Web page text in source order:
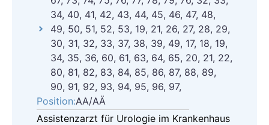
34, 40, 41, 42, 43, 44, 45, 46, 47, 48,
49, 50, 51, 52, 53, 19, 21, 26, 27, 28, 29,
30, 31, 32, 33, 37, 38, 39, 49, 17, 18, 19,
34, 35, 36, 60, 61, 63, 64, 65, 20, 21, 22,
80, 81, 82, 83, 84, 85, 86, 87, 88, 89,
90, 91, 92, 93, 94, 95, 96, 97,
Position:AA/AÄ
Assistenzarzt für Urologie im Krankenhaus